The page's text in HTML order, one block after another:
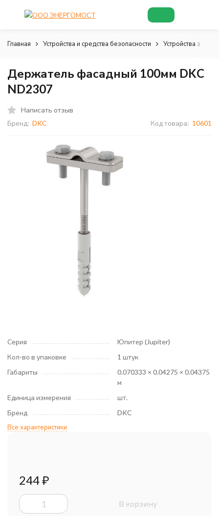
Главная Устройства и средства безопасности Устройства
Держатель фасадный 100мм DKC
ND2307
Написать отзыв
Бренд: DKC Код товара: 10601
Серия
Юпитер (Jupiter)
Кол-во в упаковке
1 штук
Габариты
0.070333 × 0.04275 × 0.04375
м
Единица измерения
шт.
Бренд
DKC
Все характеристики
244₽
В корзину